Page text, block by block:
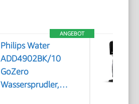
ANGEBOT
Philips Water
ADD4902BK/10
GoZero
Wassersprudler,